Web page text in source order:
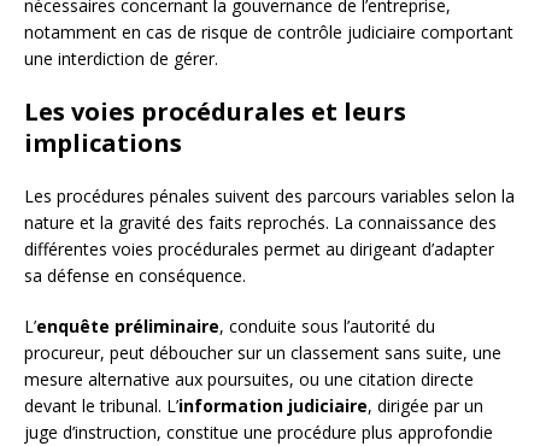
nécessaires concernant la gouvernance de l’entreprise,
notamment en cas de risque de contrôle judiciaire comportant
une interdiction de gérer.
Les voies procédurales et leurs
implications
Les procédures pénales suivent des parcours variables selon la
nature et la gravité des faits reprochés. La connaissance des
différentes voies procédurales permet au dirigeant d’adapter
sa défense en conséquence.
L’enquête préliminaire, conduite sous l’autorité du
procureur, peut déboucher sur un classement sans suite, une
mesure alternative aux poursuites, ou une citation directe
devant le tribunal. L’information judiciaire, dirigée par un
juge d’instruction, constitue une procédure plus approfondie